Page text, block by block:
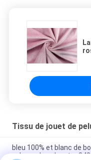
Tissu de jouet de
bleu 100% et blanc de
velours du polyester